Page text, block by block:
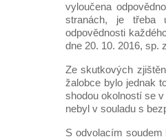
vyloučena
stranách, je třeba
odpovědnosti
dne 20. 10. 2016, sp.
Ze skutkových
žalobce bylo jednak
shodou okolností se
nebyl v souladu s
S odvolacím soudem